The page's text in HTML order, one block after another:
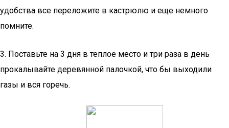
удобства все переложите в кастрюлю и еще немного
помните.
3. Поставьте на 3 дня в теплое место и три раза в день
прокалывайте деревянной палочкой, что бы выходили
газы и вся горечь.